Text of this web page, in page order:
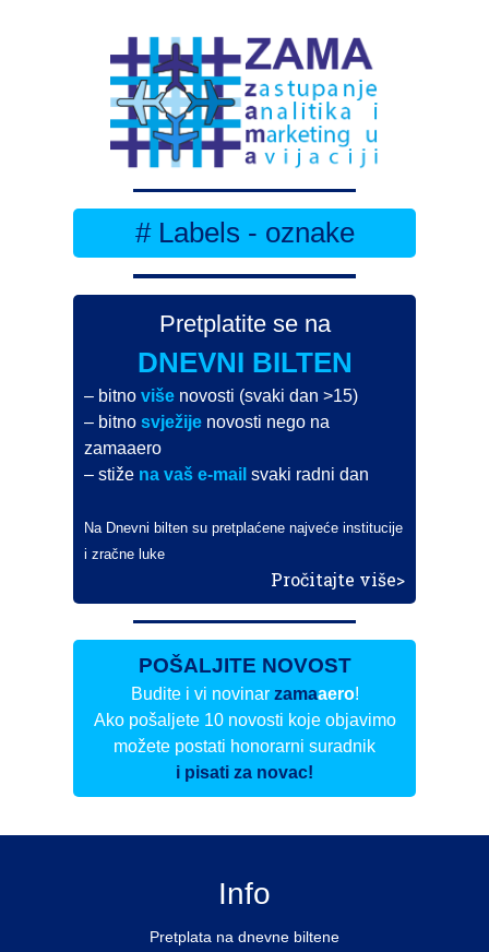
# Labels - oznake
Pretplatite se na
DNEVNI BILTEN
– bitnoviše novosti (svaki dan >15)
– bitnosvježije novosti nego na
zamaaero
– stiže na vaš e-mail svaki radni dan
Na Dnevni bilten su pretplaćene najveće institucije
i zračne luke
Pročitajte više>
POŠALJITE NOVOST
Budite i vi novinar zamaaero!
Ako pošaljete 10 novosti koje objavimo
možete postati honorarni suradnik
i pisati za novac!
Info
Pretplata na dnevne biltene